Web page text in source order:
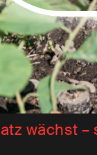
wächst –